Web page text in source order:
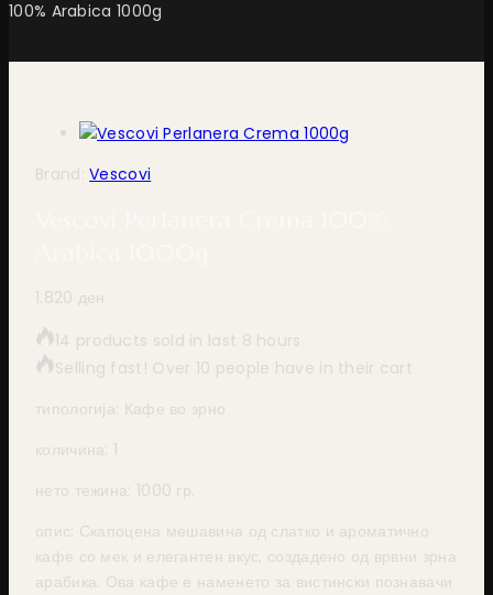
100% Arabica 1000g
Brand:Vescovi
1.820 ден
14 products sold in last 8 hours
Selling fast! Over 10 people have in their cart
типологија: Кафе во зрно
количина: 1
нето тежина: 1000 гр.
опис: Скапоцена мешавина од слатко и ароматично
кафе со мек и елегантен вкус, создадено од врвни зрна
арабика. Ова кафе е наменето за вистински познавачи